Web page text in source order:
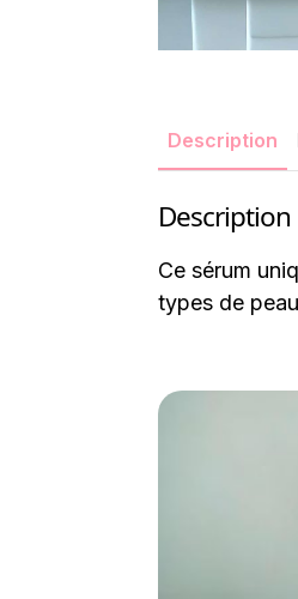
Description
Description
Ce sérum
types de